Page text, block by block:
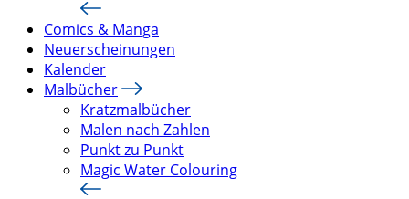
Comics & Manga
Neuerscheinungen
Kalender
Malbücher
Kratzmalbücher
Malen nach Zahlen
Punkt zu Punkt
Magic Water Colouring